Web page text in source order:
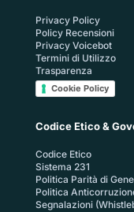
Privacy Policy
Policy Recensioni
Privacy Voicebot
Termini di Utilizzo
Trasparenza
Cookie Policy
Codice Etico &
Codice Etico
Sistema 231
Politica Parità di
Politica
Segnalazioni